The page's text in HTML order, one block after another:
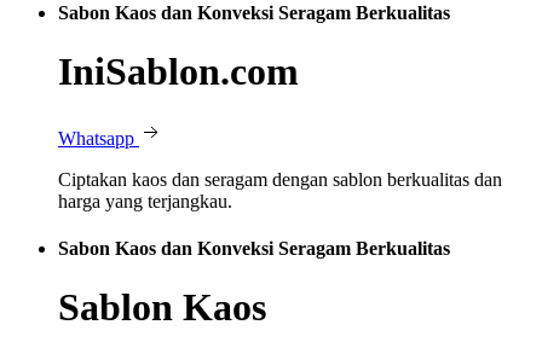
Sabon Kaos dan Konveksi Seragam Berkualitas
IniSablon.com
Whatsapp
Ciptakan kaos dan seragam dengan sablon berkualitas dan
harga yang terjangkau.
Sabon Kaos dan Konveksi Seragam Berkualitas
Sablon Kaos